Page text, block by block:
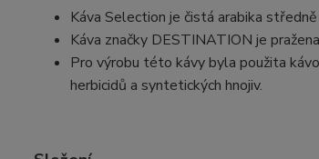
Káva Selection je čistá arabika
Káva značky DESTINATION je
Pro výrobu této kávy byla použita
herbicidů a syntetických hnojiv.